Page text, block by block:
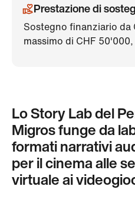
Prestazione di
Sostegno finanziario da
massimo di CHF
Lo Story Lab del
Migros funge da
formati narrativi
per il cinema alle
virtuale ai